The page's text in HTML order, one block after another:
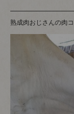
熟成肉おじさんの肉